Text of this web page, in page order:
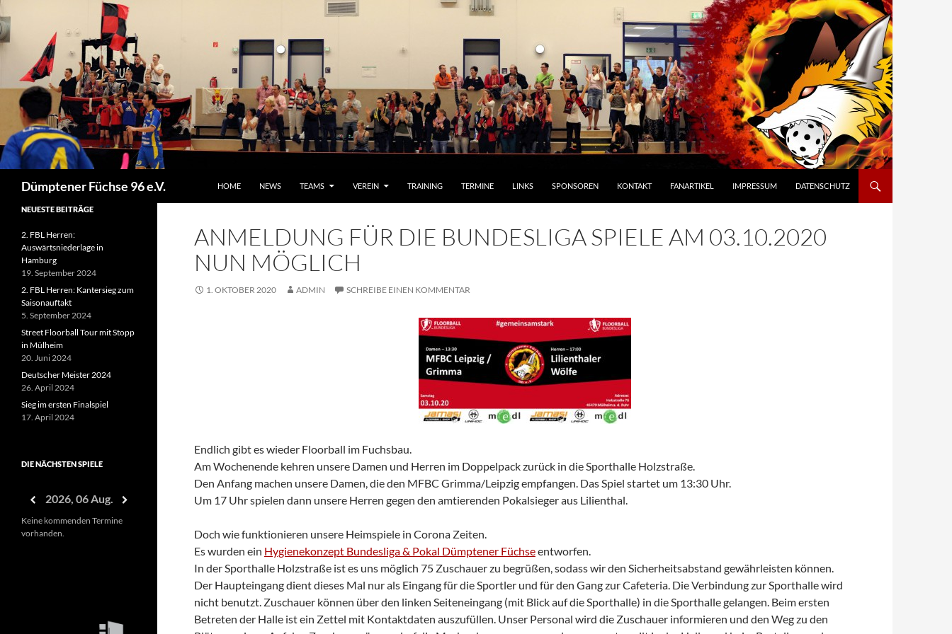
Dümptener Füchse 96 e.V.
HOME
NEWS TEAMS VEREIN TRAINING TERMINE LINKS SPONSOREN KONTAKT FANARTIKEL IMPRESSUM DATENSCHUTZ
ANMELDUNG FÜR DIE BUNDESLIGA SPIELE AM 03.10.2020
NUN MÖGLICH
1. OKTOBER 2020 ADMIN SCHREIBE EINEN KOMMENTAR
Endlich gibt es wieder Floorball im Fuchsbau.
Am Wochenende kehren unsere Damen und Herren im Doppelpack zurück in die Sporthalle Holzstraße.
Den Anfang machen unsere Damen, die den MFBC Grimma/Leipzig empfangen. Das Spiel startet um 13:30 Uhr.
Um 17 Uhr spielen dann unsere Herren gegen den amtierenden Pokalsieger aus Lilienthal.
Doch wie funktionieren unsere Heimspiele in Corona Zeiten.
Es wurden ein Hygienekonzept Bundesliga & Pokal Dümptener Füchseentworfen.
In der Sporthalle Holzstraße ist es uns möglich 75 Zuschauer zu begrüßen, sodass wir den Sicherheitsabstand gewährleisten können.
Der Haupteingang dient dieses Mal nur als Eingang für die Sportler und für den Gang zur Cafeteria. Die Verbindung zur Sporthalle wird
nicht benutzt. Zuschauer können über den linken Seiteneingang (mit Blick auf die Sporthalle) in die Sporthalle gelangen. Beim ersten
Betreten der Halle ist ein Zettel mit Kontaktdaten auszufüllen. Unser Personal wird die Zuschauer informieren und den Weg zu den
NEUESTE BEITRÄGE
2. FBL Herren:
Auswärtsniederlage in
Hamburg
19. September 2024
2. FBL Herren: Kantersieg zum
Saisonauftakt
5. September 2024
Street Floorball Tour mit Stopp
in Mülheim
20. Juni 2024
Deutscher Meister 2024
26. April 2024
Sieg im ersten Finalspiel
17. April 2024
DIE NÄCHSTEN SPIELE
2026, 06 Aug.
Keine kommenden Termine
vorhanden.